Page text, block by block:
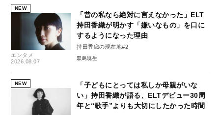
NEW
エンタメ
2026.08.07
「昔の私なら絶対に言えなかった」ELT
持田香織が明かす「嫌いなもの」を口に
するようになった理由
持田香織の現在地#2
黒島暁生
NEW
「子どもにとっては私しか母親がいな
い」持田香織が語る、ELTデビュー30周
年と“歌手”よりも大切にしたかった時間